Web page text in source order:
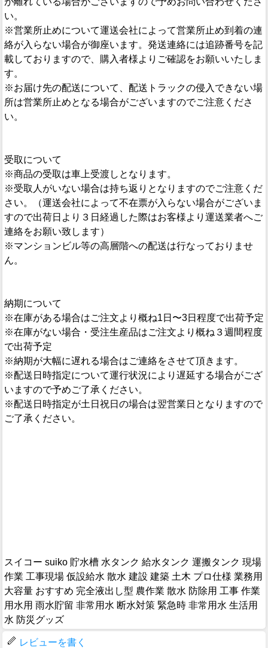
い。
※営業所止めについて運送会社によって営業所止め到着の連
絡が入らない場合が御座います。発送連絡には追跡番号を記
載しておりますので、購入者様よりご確認をお願いいたしま
す。
※お届け先の配送について、配送トラックの侵入できない場
所は営業所止めとなる場合がございますのでご注意くださ
い。
受取について
※商品の受取は車上受渡しとなります。
※受取人がいない場合は持ち返りとなりますのでご注意くだ
さい。（運送会社によって不在票が入らない場合がございま
すので出荷日より３日経過した際はお客様より運送業者へご
連絡をお願い致します）
※マンションビル等の高層階への配送は行なっておりませ
ん。
納期について
※在庫がある場合はご注文より概ね1日〜3日程度で出荷予定
※在庫がない場合・受注生産品はご注文より概ね３週間程度
で出荷予定
※納期が大幅に遅れる場合はご連絡をさせて頂きます。
※配送日時指定について運行状況により遅延する場合がござ
いますので予めご了承ください。
※配送日時指定が土日祝日の場合は翌営業日となりますので
ご了承ください。
スイコー suiko 貯水槽 水タンク 給水タンク 運搬タンク 現場
作業 工事現場 仮設給水 散水 建設 建築 土木 プロ仕様 業務用
大容量 おすすめ 完全液出し型 農作業 散水 防除用 工事 作業
用水用 雨水貯留 非常用水 断水対策 緊急時 非常用水 生活用
水 防災グッズ
レビューを書く